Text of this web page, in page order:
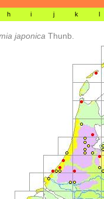
h i j k l
japonica Thunb.